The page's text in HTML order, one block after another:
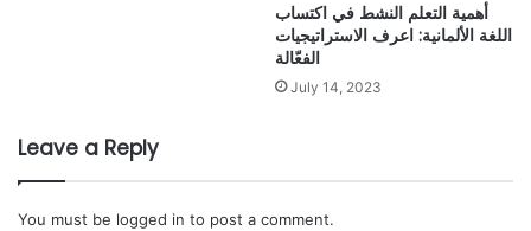
أهمية التعلم النشط في اكتساب
اللغة الألمانية: اعرف الاستراتيجيات
الفعّالة
July 14, 2023
Leave a Reply
You must be logged in to post a comment.